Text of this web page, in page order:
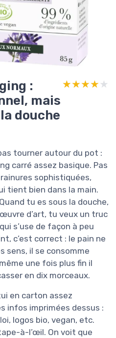
:
mais
douche
★★★★★
★★★★★
tourner autour du pot :
carré assez basique. Pas
sophistiquées,
tient bien dans la main.
tu es sous la douche,
œuvre d’art, tu veux un truc
s’use de façon à peu
c’est correct : le pain ne
sens, il se consomme
une fois plus fin il
en dix morceaux.
en carton assez
infos imprimées dessus :
logos bio, vegan, etc.
à-l’œil. On voit que